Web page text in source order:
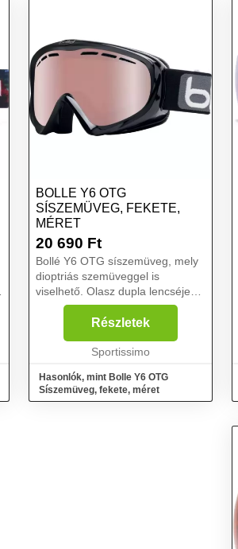
BOLLE Y6 OTG
SÍSZEMÜVEG, FEKETE,
MÉRET
20 690 Ft
Bollé Y6 OTG síszemüveg, mely
dioptriás szemüveggel is
viselhető. Olasz dupla lencséje
hőakadályt képez, ugyanakkor
jobban tömít és javítja az optikai
minőséget. A Vermillon Gun
lencsén fémes réteg ta...
Részletek
Sportissimo
Hasonlók, mint Bolle Y6 OTG
Síszemüveg, fekete, méret